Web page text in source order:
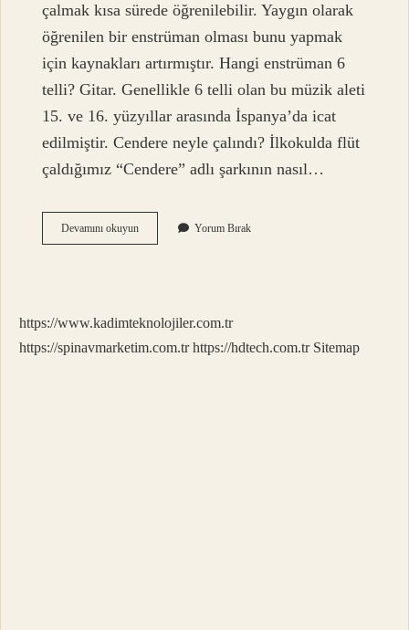
çalmak kısa sürede öğrenilebilir. Yaygın olarak
öğrenilen bir enstrüman olması bunu yapmak
için kaynakları artırmıştır. Hangi enstrüman 6
telli? Gitar. Genellikle 6 telli olan bu müzik aleti
15. ve 16. yüzyıllar arasında İspanya’da icat
edilmiştir. Cendere neyle çalındı? İlkokulda flüt
çaldığımız “Cendere” adlı şarkının nasıl…
Devamını okuyunCendere
Hangi
Yorum Bırak
https://www.kadimteknolojiler.com.tr
https://spinavmarketim.com.tr https://hdtech.com.tr Sitemap